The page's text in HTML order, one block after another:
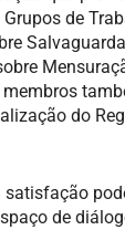
Grupos de T
S
membros
do
satisfação
de